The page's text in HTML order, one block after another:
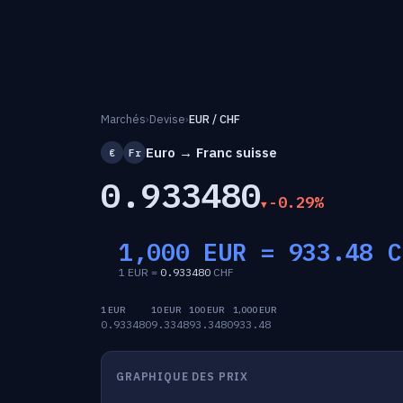
Marchés›Devise›EUR / CHF
€ Fr Euro → Franc suisse
0.933480 -0.29%
1,000 EUR = 933.48
1 EUR = 0.933480 CHF
1 EUR
0.933480
10 EUR
9.3348
100 EUR
93.3480
1,000 EUR
933.48
GRAPHIQUE DES PRIX